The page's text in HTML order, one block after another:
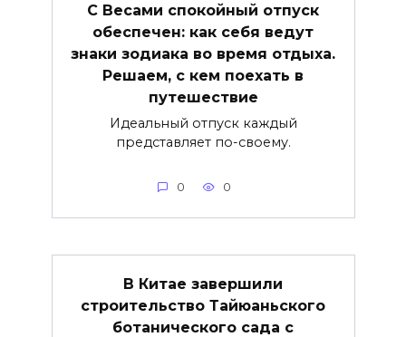
С Весами спокойный отпуск
обеспечен: как себя ведут
знаки зодиака во время отдыха.
Решаем, с кем поехать в
путешествие
Идеальный отпуск каждый
представляет по-своему.
0 0
В Китае завершили
строительство Тайюаньского
ботанического сада с